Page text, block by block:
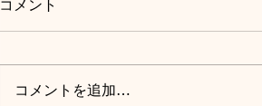
コメント
コメントを追加…